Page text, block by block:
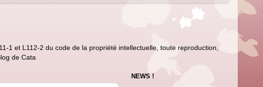
1 et L112-2 du code de la propriété intellectuelle, toute reproduction,
de Cata
NEWS !